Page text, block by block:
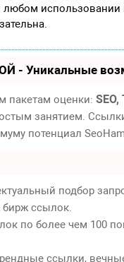
использовании
- Уникальные
пакетам оценки:
занятием.
потенциал
подбор
бирж ссылок.
по более чем 100
ссылки,